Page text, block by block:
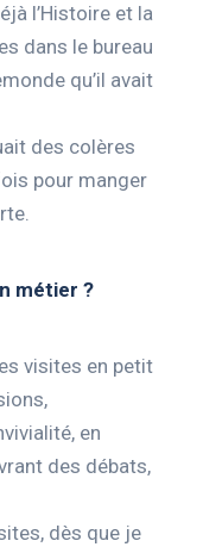
l’Histoire et la
dans le bureau
qu’il avait
des colères
pour manger
métier ?
visites en petit
en
des débats,
dès que je